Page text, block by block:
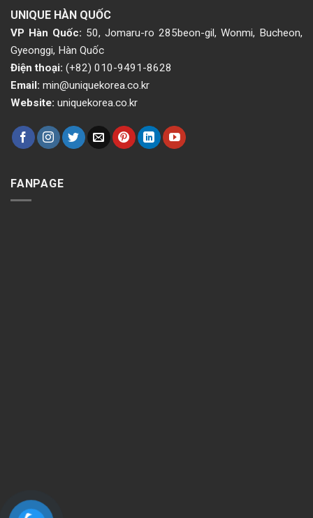
UNIQUE HÀN QUỐC
VP Hàn Quốc: 50, Jomaru-ro 285beon-gil, Wonmi, Bucheon,
Gyeonggi, Hàn Quốc
Điện thoại: (+82) 010-9491-8628
Email: min@uniquekorea.co.kr
Website: uniquekorea.co.kr
FANPAGE